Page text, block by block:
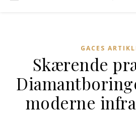
GACES
Skærende
moderne